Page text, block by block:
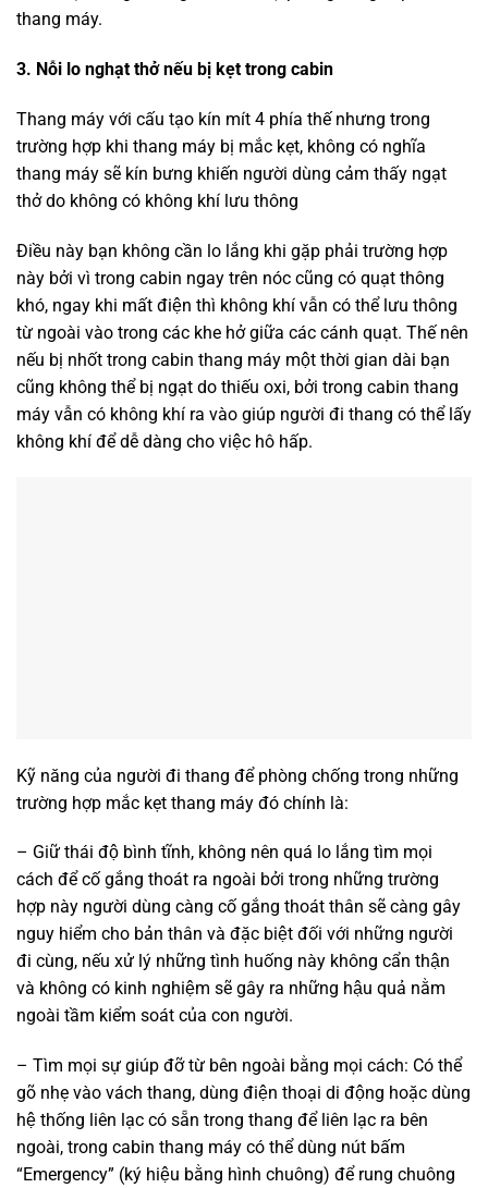
thang máy.
3. Nỗi lo nghạt thở nếu bị kẹt trong cabin
Thang máy với cấu tạo kín mít 4 phía thế nhưng trong
trường hợp khi thang máy bị mắc kẹt, không có nghĩa
thang máy sẽ kín bưng khiến người dùng cảm thấy ngạt
thở do không có không khí lưu thông
Điều này bạn không cần lo lắng khi gặp phải trường hợp
này bởi vì trong cabin ngay trên nóc cũng có quạt thông
khó, ngay khi mất điện thì không khí vẫn có thể lưu thông
từ ngoài vào trong các khe hở giữa các cánh quạt. Thế nên
nếu bị nhốt trong cabin thang máy một thời gian dài bạn
cũng không thể bị ngạt do thiếu oxi, bởi trong cabin thang
máy vẫn có không khí ra vào giúp người đi thang có thể lấy
không khí để dễ dàng cho việc hô hấp.
Kỹ năng của người đi thang để phòng chống trong những
trường hợp mắc kẹt thang máy đó chính là:
– Giữ thái độ bình tĩnh, không nên quá lo lắng tìm mọi
cách để cố gắng thoát ra ngoài bởi trong những trường
hợp này người dùng càng cố gắng thoát thân sẽ càng gây
nguy hiểm cho bản thân và đặc biệt đối với những người
đi cùng, nếu xử lý những tình huống này không cẩn thận
và không có kinh nghiệm sẽ gây ra những hậu quả nằm
ngoài tầm kiểm soát của con người.
– Tìm mọi sự giúp đỡ từ bên ngoài bằng mọi cách: Có thể
gõ nhẹ vào vách thang, dùng điện thoại di động hoặc dùng
hệ thống liên lạc có sẵn trong thang để liên lạc ra bên
ngoài, trong cabin thang máy có thể dùng nút bấm
“Emergency” (ký hiệu bằng hình chuông) để rung chuông